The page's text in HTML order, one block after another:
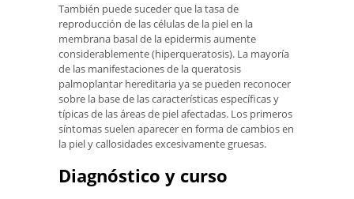
También puede suceder que la tasa de
reproducción de las células de la piel en la
membrana basal de la epidermis aumente
considerablemente (hiperqueratosis). La mayoría
de las manifestaciones de la queratosis
palmoplantar hereditaria ya se pueden reconocer
sobre la base de las características específicas y
típicas de las áreas de piel afectadas. Los primeros
síntomas suelen aparecer en forma de cambios en
la piel y callosidades excesivamente gruesas.
Diagnóstico y curso